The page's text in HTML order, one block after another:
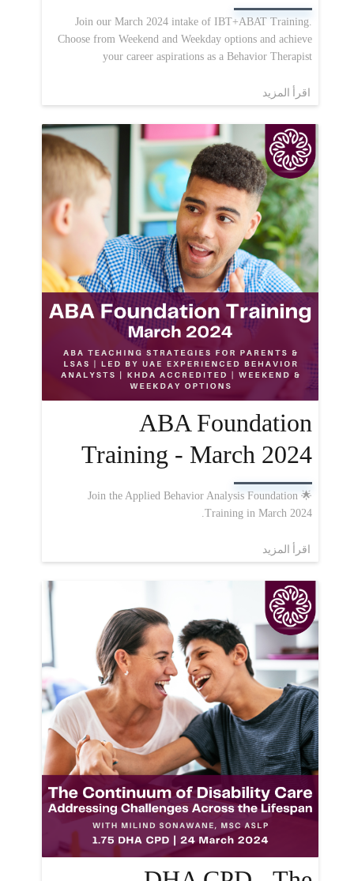
Join our March 2024 intake of IBT+ABAT Training.
Choose from Weekend and Weekday options and achieve
your career aspirations as a Behavior Therapist
اقرأ المزيد
ABA Foundation
Training - March 2024
🌟 Join the Applied Behavior Analysis Foundation
Training in March 2024.
اقرأ المزيد